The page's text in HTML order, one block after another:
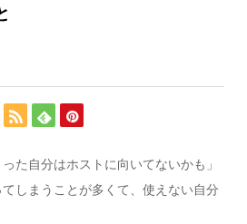
た自分はホストに向いてないかも」
てしまうことが多くて、使えない自分